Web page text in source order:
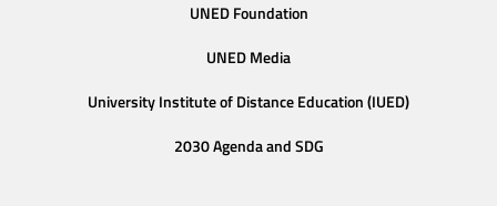
UNED Foundation
UNED Media
University Institute of Distance Education (IUED)
2030 Agenda and SDG